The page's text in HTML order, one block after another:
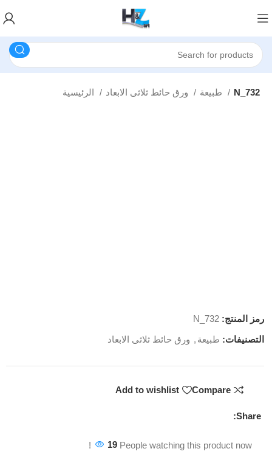
N_732
رمز المنتج:N_732
التصنيفات: طبيعة , ورق حائط ثلاثى الابعاد
Compare
Add to wishlist
Share:
19 People watching this product now!